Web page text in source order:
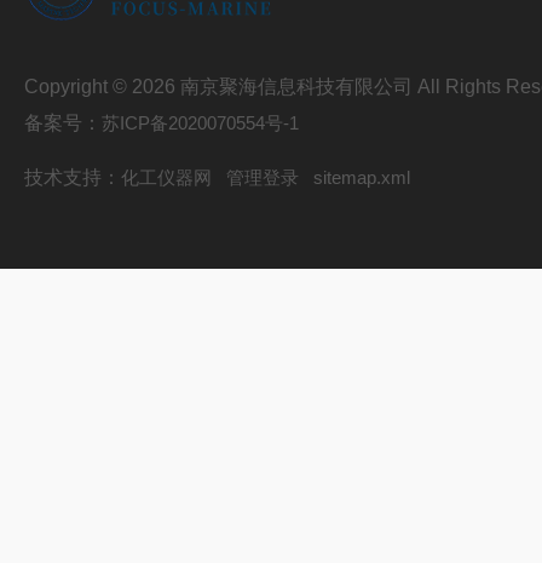
Copyright © 2026 南京聚海信息科技有限公司 All Rights
备案号： 苏ICP备2020070554号-1
技术支持： 化工仪器网 管理登录 sitemap.xml